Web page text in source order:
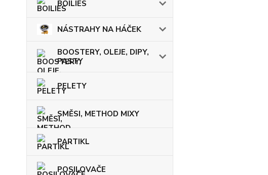
BOILIES
NÁSTRAHY NA HÁČEK
BOOSTERY, OLEJE, DIPY,
PASTY
PELETY
SMĚSI, METHOD MIXY
PARTIKL
POSILOVAČE